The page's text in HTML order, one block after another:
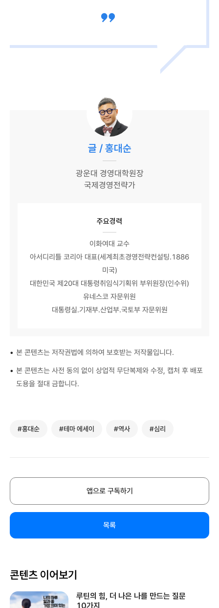
글 / 홍대순
광운대 경영대학원장
국제경영전략가
주요경력
이화여대 교수
아서디리틀 코리아 대표(세계최초경영전략컨설팅.1886
미국)
대한민국 제20대 대통령취임식기획위 부위원장(인수위)
유네스코 자문위원
대통령실.기재부.산업부.국토부 자문위원
• 본 콘텐츠는 저작권법에 의하여 보호받는 저작물입니다.
• 본 콘텐츠는 사전 동의 없이 상업적 무단복제와 수정, 캡처 후 배포
도용을 절대 금합니다.
#홍대순 #테마 에세이 #역사 #심리
앱으로 구독하기
목록
콘텐츠 이어보기
루틴의 힘, 더 나은 나를 만드는 질문
10가지